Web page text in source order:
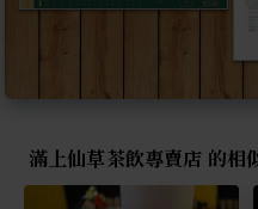
滿上仙草茶飲專賣店 的相